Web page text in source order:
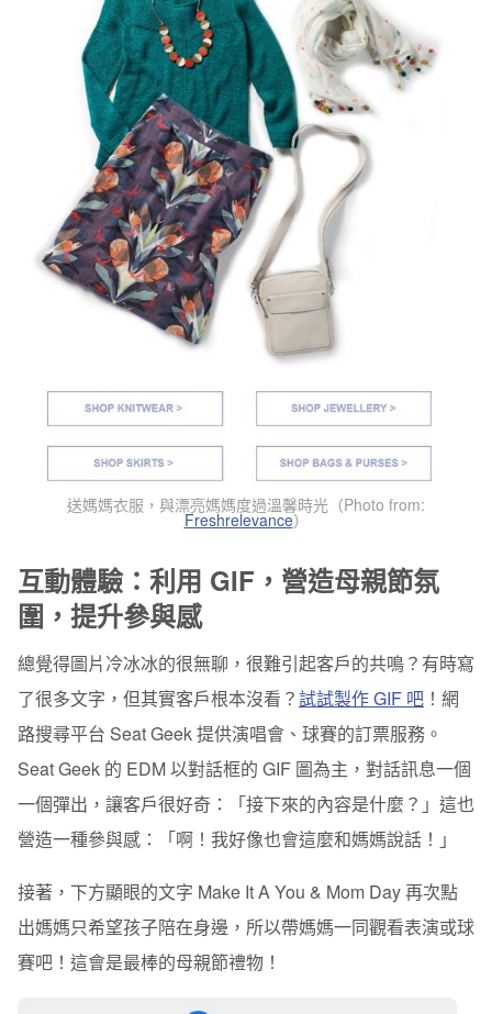
送媽媽衣服，與漂亮媽媽度過溫馨時光（Photo from:
Freshrelevance）
互動體驗：利用 GIF，營造母親節氛
圍，提升參與感
總覺得圖片冷冰冰的很無聊，很難引起客戶的共鳴？有時寫
了很多文字，但其實客戶根本沒看？試試製作 GIF 吧 ！網
路搜尋平台 Seat Geek 提供演唱會、球賽的訂票服務。
Seat Geek 的 EDM 以對話框的 GIF 圖為主，對話訊息一個
一個彈出，讓客戶很好奇：「接下來的內容是什麼？」這也
營造一種參與感：「啊！我好像也會這麼和媽媽說話！」
接著，下方顯眼的文字 Make It A You & Mom Day 再次點
出媽媽只希望孩子陪在身邊，所以帶媽媽一同觀看表演或球
賽吧！這會是最棒的母親節禮物！